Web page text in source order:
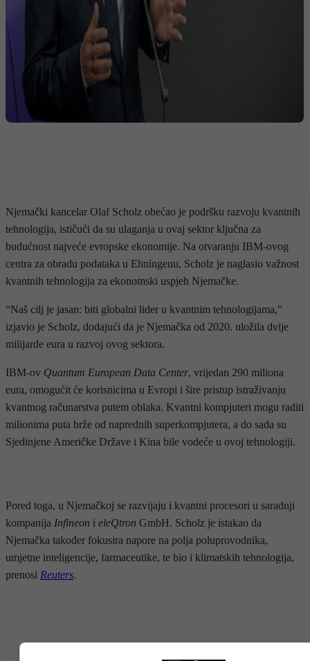
Njemački kancelar Olaf Scholz obećao je podršku razvoju kvantnih
tehnologija, ističući da su ulaganja u ovaj sektor ključna za
budućnost najveće evropske ekonomije. Na otvaranju IBM-ovog
centra za obradu podataka u Ehningenu, Scholz je naglasio važnost
kvantnih tehnologija za ekonomski uspjeh Njemačke.
“Naš cilj je jasan: biti globalni lider u kvantnim tehnologijama,”
izjavio je Scholz, dodajući da je Njemačka od 2020. uložila dvije
milijarde eura u razvoj ovog sektora.
IBM-ov Quantum European Data Center, vrijedan 290 miliona
eura, omogućit će korisnicima u Evropi i šire pristup istraživanju
kvantnog računarstva putem oblaka. Kvantni kompjuteri mogu raditi
milionima puta brže od naprednih superkompjutera, a do sada su
Sjedinjene Američke Države i Kina bile vodeće u ovoj tehnologiji.
Pored toga, u Njemačkoj se razvijaju i kvantni procesori u saradnji
kompanija Infineon i eleQtron GmbH. Scholz je istakao da
Njemačka također fokusira napore na polja poluprovodnika,
umjetne inteligencije, farmaceutike, te bio i klimatskih tehnologija,
prenosi Reuters.